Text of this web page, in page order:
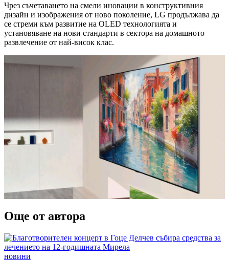
Чрез съчетаването на смели иновации в конструктивния
дизайн и изображения от ново поколение, LG продължава да
се стреми към развитие на OLED технологията и
установяване на нови стандарти в сектора на домашното
развлечение от най-висок клас.
Още от автора
Posted
новини